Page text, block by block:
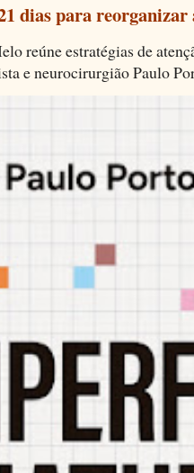
dias para
reúne estratégias de
e neurocirurgião Paulo